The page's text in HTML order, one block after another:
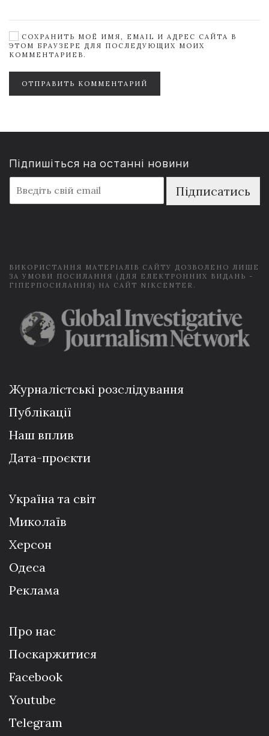
СОХРАНИТЬ МОЁ ИМЯ, EMAIL И АДРЕС САЙТА В
ЭТОМ БРАУЗЕРЕ ДЛЯ ПОСЛЕДУЮЩИХ МОИХ
КОММЕНТАРИЕВ.
ОТПРАВИТЬ КОММЕНТАРИЙ
Підпишіться на останні новини
m
a
Підписатись
ВИКОРИСТАННЯ МАТЕРІАЛІВ САЙТУ ДОЗВОЛЕНО ЛИШЕ
ЗА УМОВИ ПОСИЛАННЯ (ДЛЯ ЕЛЕКТРОННИХ ВИДАНЬ -
ГІПЕРПОСИЛАННЯ) НА САЙТ NIKCENTER.
Журналістські розслідування
Публікації
Наш вплив
Дата-проєкти
Україна та світ
Миколаїв
Херсон
Одеса
Реклама
Про нас
Поскаржитися
Facebook
Youtube
Telegram